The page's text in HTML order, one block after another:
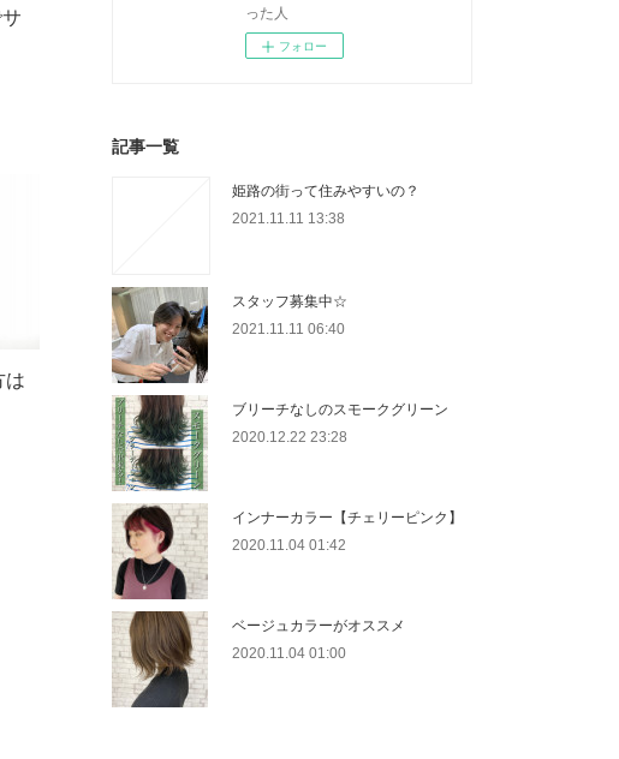
は
った人
フォロー
記事一覧
姫路の街って住みやすいの？
2021.11.11 13:38
スタッフ募集中☆
2021.11.11 06:40
ブリーチなしのスモークグリーン
2020.12.22 23:28
インナーカラー【チェリーピンク】
2020.11.04 01:42
ベージュカラーがオススメ
2020.11.04 01:00